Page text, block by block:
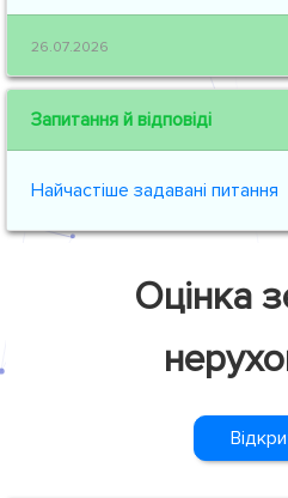
26.07.2026
Запитання й відповіді
Найчастіше задавані питання
Оцінка